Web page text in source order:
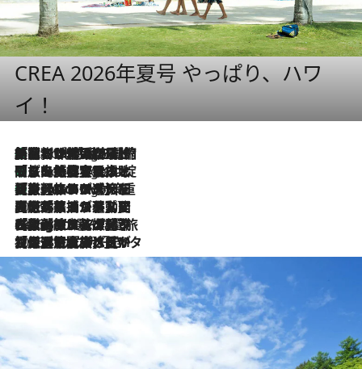
CREA 2026年夏号 やっぱり、ハワ
イ！
9 Hours Ago
「荷物が増えるほど旅ストレスは増す」美容ジャーナリストがたどり着いた最終結論。“化粧品を劇的に減らす”感動の凝縮美容とは
9 Hours Ago
「旅先には金髪ウィッグを持参」日本と同じメイクでは損してる!? 美容ジャーナリストが提案する“掟破りの旅美容”とは
9 Hours Ago
【厳選旅コスメ】「身軽さ＆UV対策重視！」ヘアアーティストshucoが選んだ夏旅ベストコスメを発表【Mサイズジップ】
2026.8.5
【厳選旅コスメ】国内をあちこち移動する河井菜摘が選んだ夏旅ベストコスメ発表！「リラックスアイテムはマスト」【Mサイズジップ】
2026.8.4
【厳選旅コスメ】「紫外線＆乾燥対策しながらメイク感も！」ヘア＆メイクGeorgeが選んだ夏旅ベストコスメを発表！【Mサイズジップ】
2026.8.3
【厳選旅コスメ】「保湿もタイパ重視！」“サウナ好き”タレント清水みさとが愛用する夏旅ベストコスメを発表！【Mサイズジップ】